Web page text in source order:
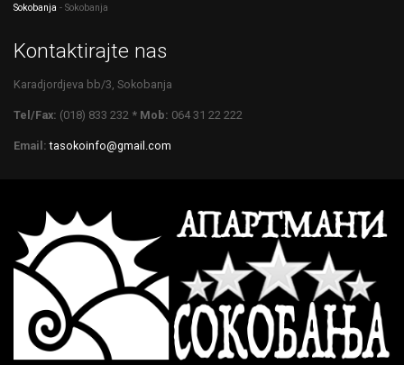
Sokobanja - Sokobanja
Kontaktirajte nas
Karadjordjeva bb/3, Sokobanja
Tel/Fax: (018) 833 232 * Mob: 064 31 22 222
Email: tasokoinfo@gmail.com